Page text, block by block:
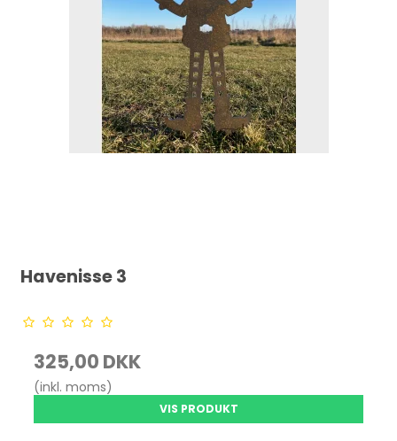
Havenisse 3
325,00 DKK
(inkl. moms)
VIS PRODUKT